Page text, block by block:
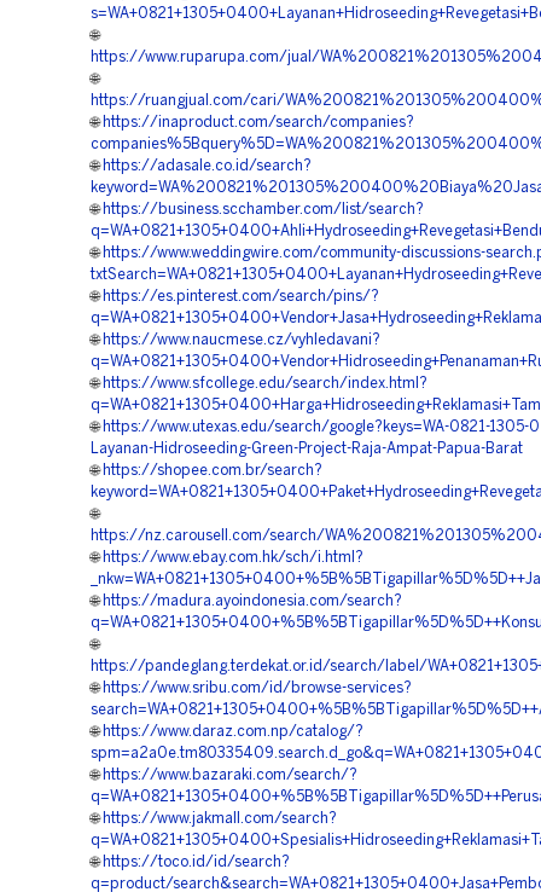
🌐
https://www.ruparupa.com/jual/
🌐
https://ruangjual.com/cari/
🌐 https://inaproduct.com/search/companies?
🌐 https://adasale.co.id/search?
🌐 https://business.scchamber.com/list/search?
🌐 https://www.weddingwire.com/community-discussions-
🌐 https://es.pinterest.com/search/pins/?
🌐 https://www.naucmese.cz/vyhledavani?
🌐 https://www.sfcollege.edu/search/index.html?
🌐 https://www.utexas.edu/search/google?keys=WA-0821-1305-
Layanan-Hidroseeding-Green-Project-Raja-Ampat-Papua-Barat
🌐 https://shopee.com.br/search?
🌐
https://nz.carousell.com/search/
🌐 https://www.ebay.com.hk/sch/i.html?
🌐 https://madura.ayoindonesia.com/search?
🌐
https://pandeglang.terdekat.or.id/search/label/
🌐 https://www.sribu.com/id/browse-services?
🌐 https://www.daraz.com.np/catalog/?
🌐 https://www.bazaraki.com/search/?
🌐 https://www.jakmall.com/search?
🌐 https://toco.id/id/search?
q=product/